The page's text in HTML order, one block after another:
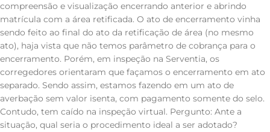
compreensão e visualização encerrando anterior e abrindo
matrícula com a área retificada. O ato de encerramento vinha
sendo feito ao final do ato da retificação de área (no mesmo
ato), haja vista que não temos parâmetro de cobrança para o
encerramento. Porém, em inspeção na Serventia, os
corregedores orientaram que façamos o encerramento em ato
separado. Sendo assim, estamos fazendo em um ato de
averbação sem valor isenta, com pagamento somente do selo.
Contudo, tem caído na inspeção virtual. Pergunto: Ante a
situação, qual seria o procedimento ideal a ser adotado?